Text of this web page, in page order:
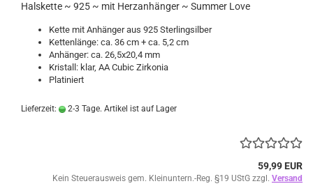
Halskette ~ 925 ~ mit Herzanhänger ~ Summer Love
Kette mit Anhänger aus 925 Sterlingsilber
Kettenlänge: ca. 36 cm + ca. 5,2 cm
Anhänger: ca. 26,5x20,4 mm
Kristall: klar, AA Cubic Zirkonia
Platiniert
Lieferzeit: 2-3 Tage. Artikel ist auf Lager
59,99 EUR
Kein Steuerausweis gem. Kleinuntern.-Reg. §19 UStG zzgl. Versand